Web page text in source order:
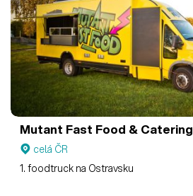
Mutant Fast Food & Catering
celá ČR
1. foodtruck na Ostravsku